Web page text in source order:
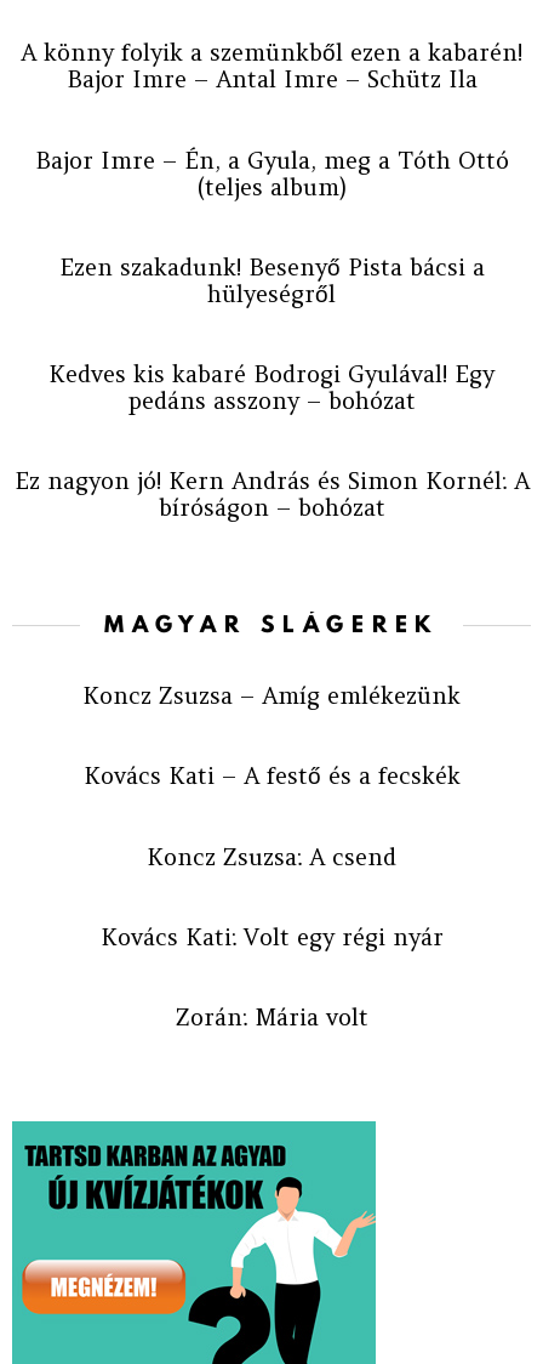
A könny folyik a szemünkből ezen a kabarén!
Bajor Imre – Antal Imre – Schütz Ila
Bajor Imre – Én, a Gyula, meg a Tóth Ottó
(teljes album)
Ezen szakadunk! Besenyő Pista bácsi a
hülyeségről
Kedves kis kabaré Bodrogi Gyulával! Egy
pedáns asszony – bohózat
Ez nagyon jó! Kern András és Simon Kornél: A
bíróságon – bohózat
MAGYAR SLÁGEREK
Koncz Zsuzsa – Amíg emlékezünk
Kovács Kati – A festő és a fecskék
Koncz Zsuzsa: A csend
Kovács Kati: Volt egy régi nyár
Zorán: Mária volt